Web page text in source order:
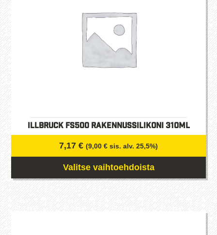
illbruck FS500 Rakennussilikoni 310ml
7,17 € (9,00 € sis. alv. 25,5%)
Valitse vaihtoehdoista